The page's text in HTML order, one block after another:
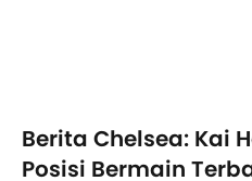
Berita Chelsea: Kai
Posisi Bermain